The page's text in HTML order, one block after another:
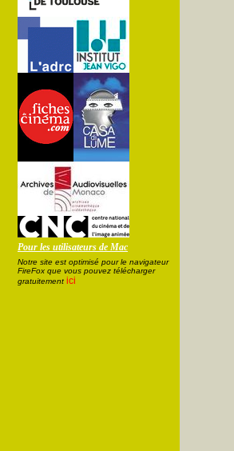
Pour les utilisateurs de Mac
Notre site est optimisé pour le navigateur
FireFox que vous pouvez télécharger
gratuitement ici